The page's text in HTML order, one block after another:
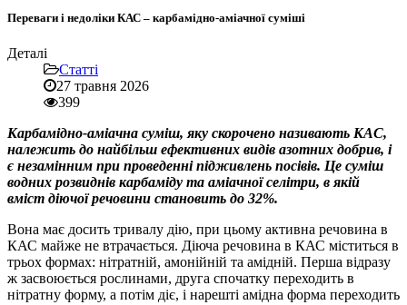
Переваги і недоліки КАС – карбамідно-аміачної суміші
Деталі
Статті
27 травня 2026
399
Карбамідно-аміачна суміш, яку скорочено називають КАС,
належить до найбільш ефективних видів азотних добрив, і
є незамінним при проведенні підживлень посівів. Це суміш
водних розвиднів карбаміду та аміачної селітри, в якій
вміст діючої речовини становить до 32%.
Вона має досить тривалу дію, при цьому активна речовина в
КАС майже не втрачається. Діюча речовина в КАС міститься в
трьох формах: нітратній, амонійній та амідній. Перша відразу
ж засвоюється рослинами, друга спочатку переходить в
нітратну форму, а потім діє, і нарешті амідна форма переходить